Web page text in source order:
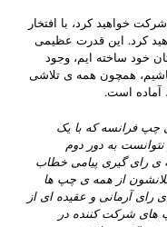
خواهید کرد، با افتخار
کرد. این قدرت عظیمی
خود ساخته ایم، وجود
همچون همه ی تلاشی
آماده است.
چپ فرانسه که با یک
به دور دوم
ی رای گیری پیامی خطاب
از همه ی چپ ها
رای آرمانی و عقیده ای از
های شرکت کننده در